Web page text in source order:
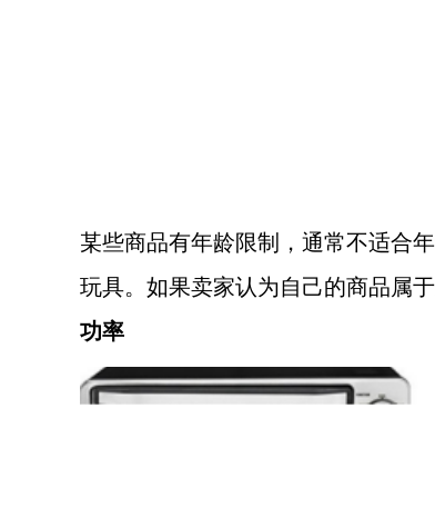
某些商品有年龄限制，通常不适合
玩具。如果卖家认为自己的商品属
功率